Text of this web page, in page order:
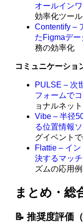
オールイン
効率化ツール
Contentify –
たFigmaデ
務の効率化
コミュニケーショ
PULSE – 次
フォームで
ョナルネッ
Vibe – 半径
る位置情報
グイベント
Flattie – イ
決するマッ
ズムの応用例
まとめ・総
📝 推奨度評価（